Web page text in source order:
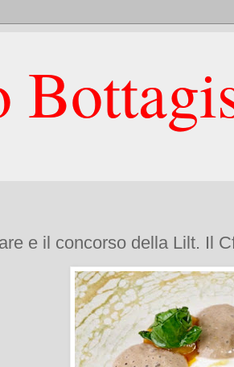
e il concorso della Lilt. Il